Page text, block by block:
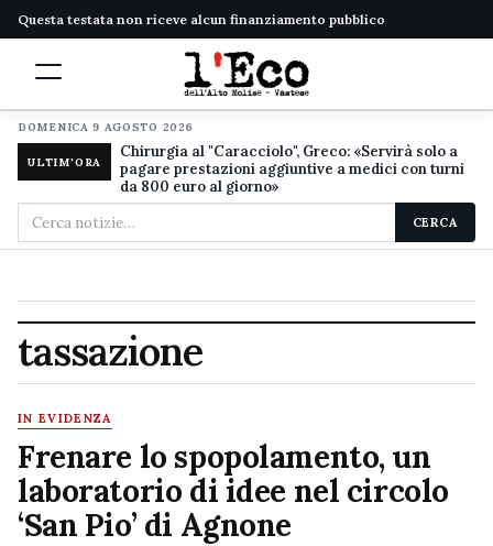
Questa testata non riceve alcun finanziamento pubblico
DOMENICA 9 AGOSTO 2026
ULTIM'ORA
Chirurgia al "Caracciolo", Greco: «Servirà solo a
pagare prestazioni aggiuntive a medici con turni
da 800 euro al giorno»
Cerca
nel
CERCA
tassazione
IN EVIDENZA
Frenare lo spopolamento, un
laboratorio di idee nel circolo
‘San Pio’ di Agnone